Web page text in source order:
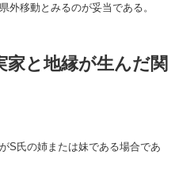
外移動とみるのが妥当である。
家と地縁が生んだ関
S氏の姉または妹である場合であ